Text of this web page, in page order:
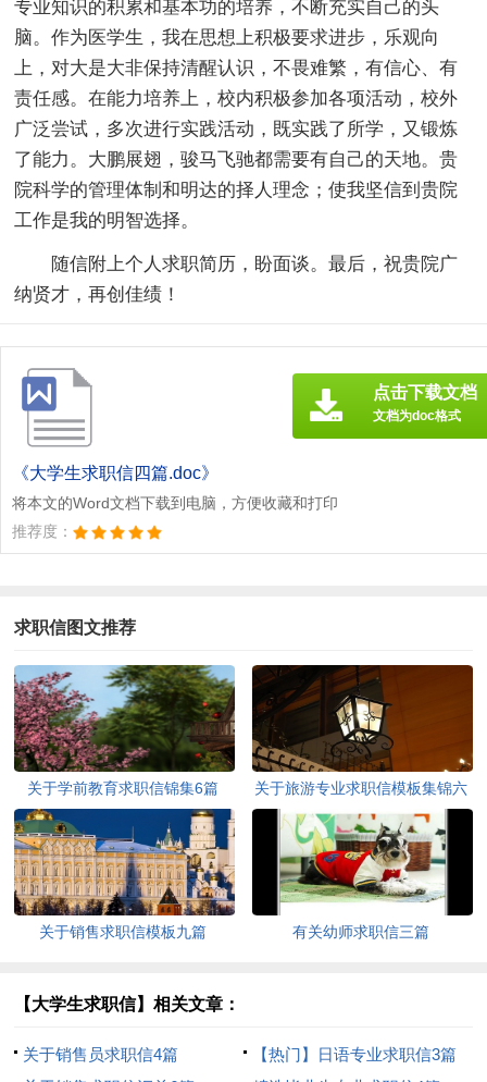
专业知识的积累和基本功的培养，不断充实自己的头
脑。作为医学生，我在思想上积极要求进步，乐观向
上，对大是大非保持清醒认识，不畏难繁，有信心、有
责任感。在能力培养上，校内积极参加各项活动，校外
广泛尝试，多次进行实践活动，既实践了所学，又锻炼
了能力。大鹏展翅，骏马飞驰都需要有自己的天地。贵
院科学的管理体制和明达的择人理念；使我坚信到贵院
工作是我的明智选择。
随信附上个人求职简历，盼面谈。最后，祝贵院广
纳贤才，再创佳绩！
《大学生求职信四篇.doc》
将本文的Word文档下载到电脑，方便收藏和打印
推荐度：
点击下载文档
文档为doc格式
求职信图文推荐
关于学前教育求职信锦集6篇
关于旅游专业求职信模板集锦六
篇
关于销售求职信模板九篇 有关幼师求职信三篇
【大学生求职信】相关文章：
关于销售员求职信4篇
【热门】日语专业求职信3篇